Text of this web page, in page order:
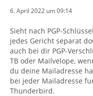
6. April 2022 um 09:14
Sieht nach PGP-
jedes Gericht separat
auch bei dir PGP-
TB oder Mailvelope,
du deine Mailadresse
bei jeder Mailadresse
Thunderbird.